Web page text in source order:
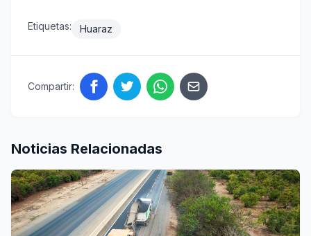
Etiquetas: Huaraz
Compartir:
Noticias Relacionadas